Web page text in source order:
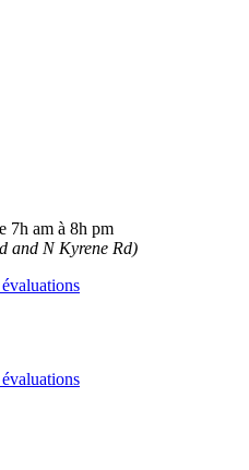
7h am à 8h pm
and N Kyrene Rd)